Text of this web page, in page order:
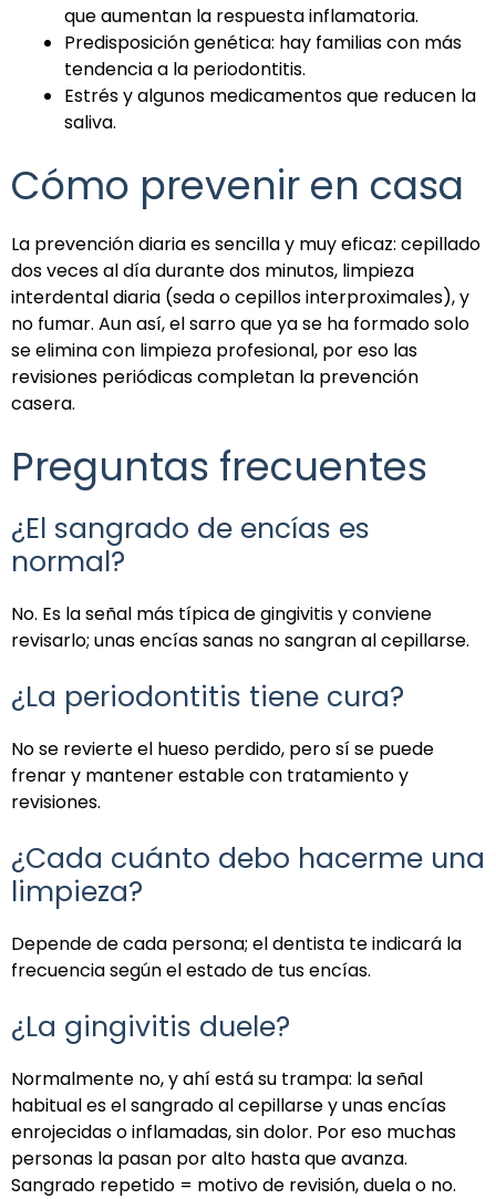
que aumentan la respuesta inflamatoria.
Predisposición genética: hay familias con más
tendencia a la periodontitis.
Estrés y algunos medicamentos que reducen la
saliva.
Cómo prevenir en casa
La prevención diaria es sencilla y muy eficaz: cepillado
dos veces al día durante dos minutos, limpieza
interdental diaria (seda o cepillos interproximales), y
no fumar. Aun así, el sarro que ya se ha formado solo
se elimina con limpieza profesional, por eso las
revisiones periódicas completan la prevención
casera.
Preguntas frecuentes
¿El sangrado de encías es
normal?
No. Es la señal más típica de gingivitis y conviene
revisarlo; unas encías sanas no sangran al cepillarse.
¿La periodontitis tiene cura?
No se revierte el hueso perdido, pero sí se puede
frenar y mantener estable con tratamiento y
revisiones.
¿Cada cuánto debo hacerme una
limpieza?
Depende de cada persona; el dentista te indicará la
frecuencia según el estado de tus encías.
¿La gingivitis duele?
Normalmente no, y ahí está su trampa: la señal
habitual es el sangrado al cepillarse y unas encías
enrojecidas o inflamadas, sin dolor. Por eso muchas
personas la pasan por alto hasta que avanza.
Sangrado repetido = motivo de revisión, duela o no.